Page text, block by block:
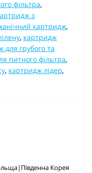
фільтра,
з
картридж,
, картридж
для грубого та
питного фільтра,
, картридж лідер,
Корея